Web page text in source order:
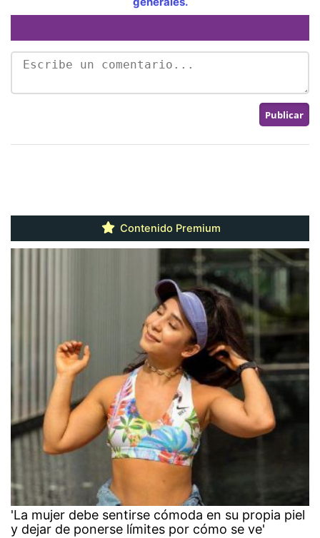
Contenido Premium
'La mujer debe sentirse cómoda en su propia piel
y dejar de ponerse límites por cómo se ve'